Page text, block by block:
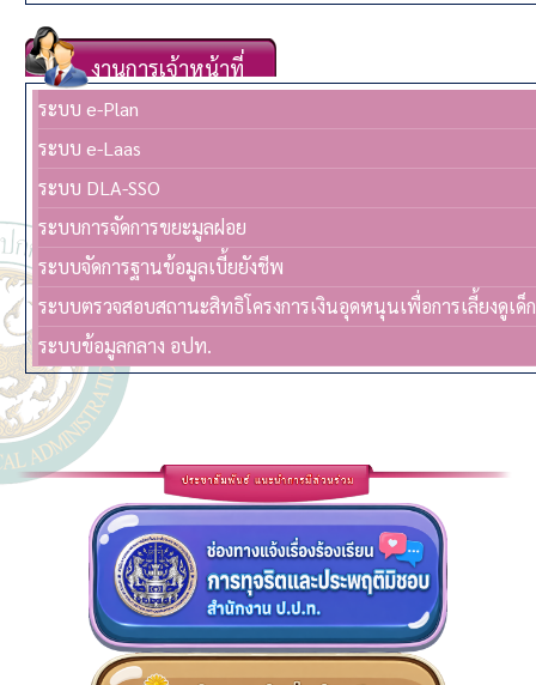
งานการเจ้าหน้าที่
ระบบ e-Plan
ระบบ e-Laas
ระบบ DLA-SSO
ระบบการจัดการขยะมูลฝอย
ระบบจัดการฐานข้อมูลเบี้ยยังชีพ
ระบบตรวจสอบสถานะสิทธิโครงการเงินอุดหนุนเพื่อการเลี้ยงดูเด็
ระบบข้อมูลกลาง อปท.